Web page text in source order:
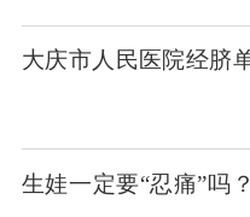
大庆市人民医院经脐
生娃一定要“忍痛”吗